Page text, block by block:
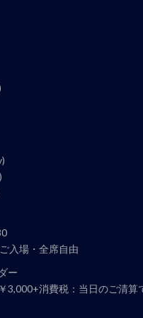
入場・全席自由
ー
3,000+消費税：当日のご清算